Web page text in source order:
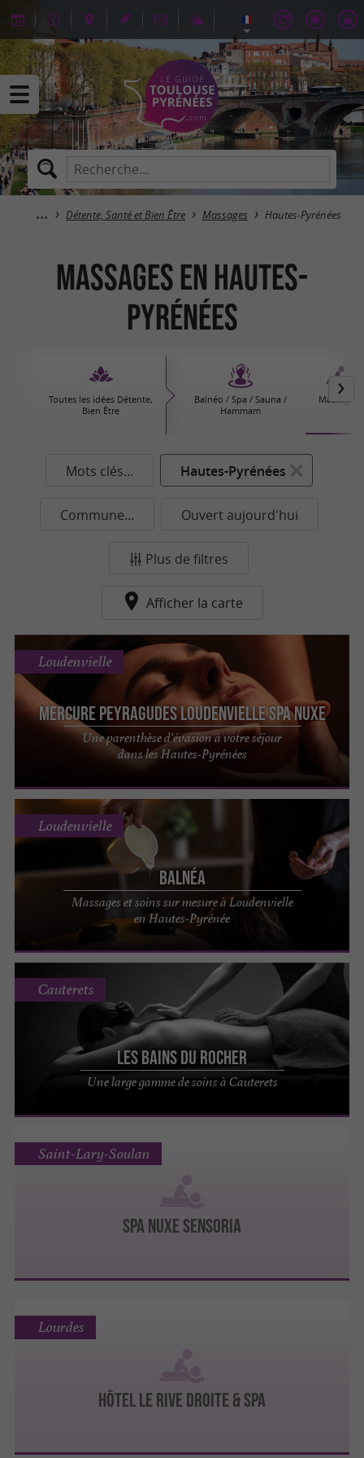
Détente, Santé et Bien Être Massages Hautes-Pyrénées
Massages en Hautes-
Pyrénées
Toutes les idées Détente,
Bien Être
Balnéo / Spa / Sauna /
Hammam
Massages
Mots clés... Hautes-Pyrénées
Commune... Ouvert aujourd'hui
Plus de filtres
Afficher la carte
Mercure Peyragudes Loudenvielle SPA NUXE
Une parenthèse d’évasion à votre séjour
dans les Hautes-Pyrénées
Loudenvielle
Balnéa
Massages et soins sur mesure à Loudenvielle
en Hautes-Pyrénée
Loudenvielle
Les Bains du Rocher
Une large gamme de soins à Cauterets
Cauterets
Spa Nuxe Sensoria
Saint-Lary-Soulan
Hôtel Le Rive Droite & Spa
Lourdes